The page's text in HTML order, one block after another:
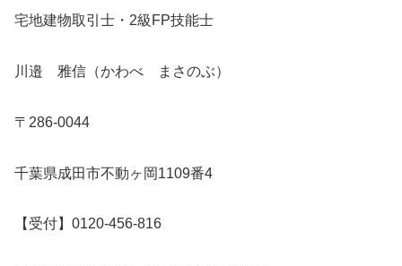
宅地建物取引士・2級FP技能士
川邉 雅信（かわべ まさのぶ）
〒286-0044
千葉県成田市不動ヶ岡1109番4
【受付】0120-456-816